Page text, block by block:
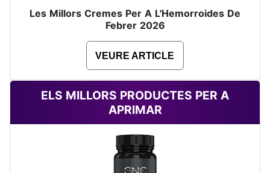
Les Millors Cremes Per A L'Hemorroides De
Febrer 2026
VEURE ARTICLE
ELS MILLORS PRODUCTES PER A
APRIMAR